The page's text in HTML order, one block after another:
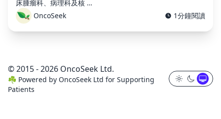
床腫瘤科、病理科及核 …
OncoSeek
1分鐘閱讀
© 2015 - 2026 OncoSeek Ltd.
☘️ Powered by OncoSeek Ltd for Supporting
Patients